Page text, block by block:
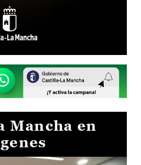
Mancha en